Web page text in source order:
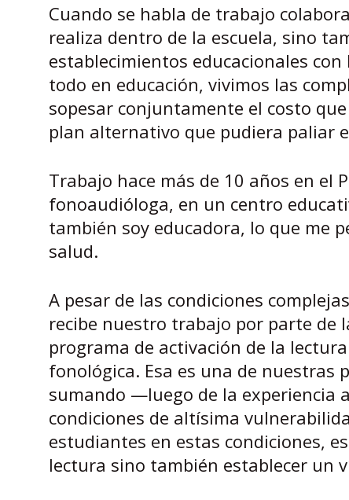
Cuando se habla de trabajo
realiza dentro de la escuela, sino
establecimientos educacionales
todo en educación, vivimos las
sopesar conjuntamente el costo
plan alternativo que pudiera paliar
Trabajo hace más de 10 años en el
fonoaudióloga, en un centro
también soy educadora, lo que me
salud.
A pesar de las condiciones
recibe nuestro trabajo por parte de
programa de activación de la
fonológica. Esa es una de nuestras
sumando —luego de la experiencia
condiciones de altísima
estudiantes en estas condiciones,
lectura sino también establecer un